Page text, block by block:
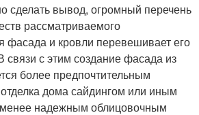
сделать вывод, огромный перечень
рассматриваемого
фасада и кровли перевешивает его
связи с этим создание фасада из
более предпочтительным
дома сайдингом или иным
надежным облицовочным